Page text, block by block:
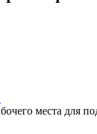
места